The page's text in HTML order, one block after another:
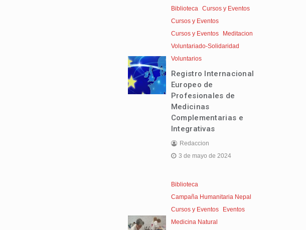
Biblioteca Cursos y Eventos
Cursos y Eventos
Cursos y Eventos
Meditacion
Voluntariado-Solidaridad
Voluntarios
Registro Internacional
Europeo de
Profesionales de
Medicinas
Complementarias e
Integrativas
Redaccion
3 de mayo de 2024
Biblioteca
Campaña Humanitaria Nepal
Cursos y Eventos
Eventos
Medicina Natural